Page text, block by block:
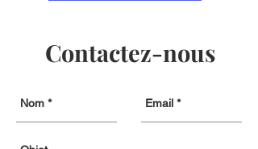
Contactez-nous